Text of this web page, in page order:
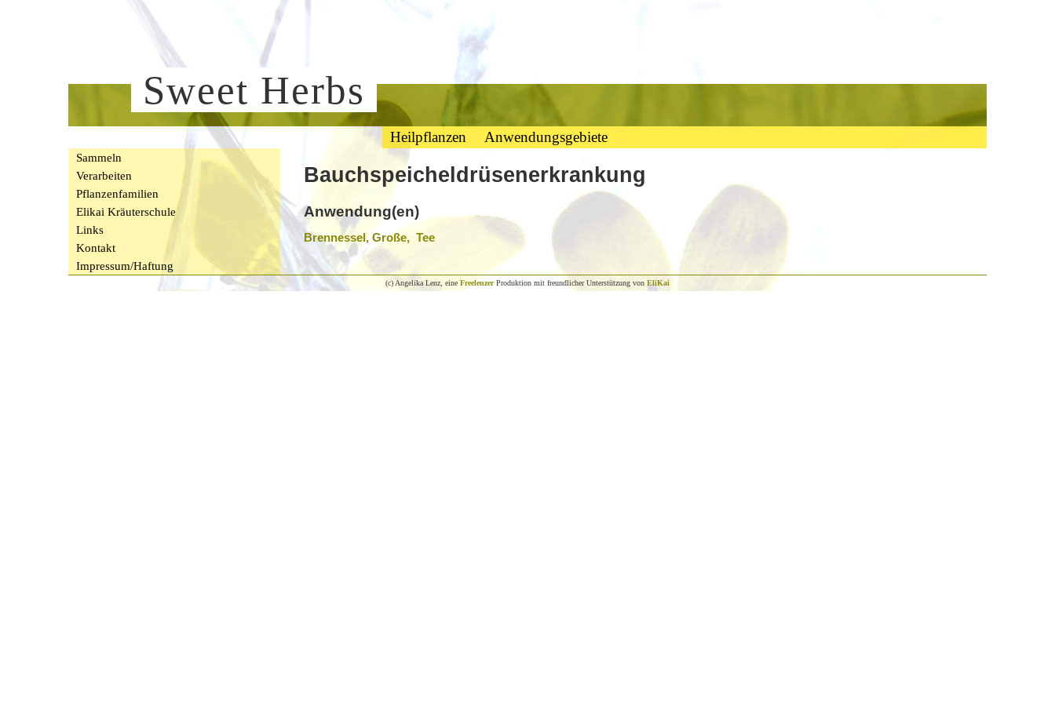
Sweet Herbs
Heilpflanzen Anwendungsgebiete
Sammeln
Verarbeiten
Pflanzenfamilien
Elikai Kräuterschule
Links
Kontakt
Impressum/Haftung
Bauchspeicheldrüsenerkrankung
Anwendung(en)
Brennessel, Große, Tee
(c) Angelika Lenz, eine FreelenzerProduktion mit freundlicher Unterstützung von EliKai